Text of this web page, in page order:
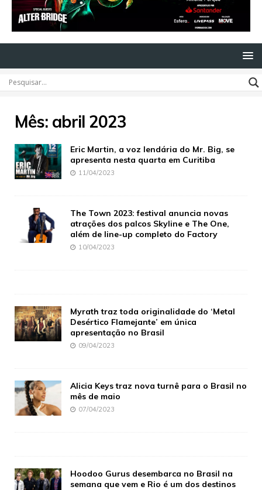
Mês: abril 2023
Eric Martin, a voz lendária do Mr. Big, se
apresenta nesta quarta em Curitiba
11/04/2023
The Town 2023: festival anuncia novas
atrações dos palcos Skyline e The One,
além de line-up completo do Factory
10/04/2023
Myrath traz toda originalidade do ‘Metal
Desértico Flamejante’ em única
apresentação no Brasil
09/04/2023
Alicia Keys traz nova turnê para o Brasil no
mês de maio
07/04/2023
Hoodoo Gurus desembarca no Brasil na
semana que vem e Rio é um dos destinos